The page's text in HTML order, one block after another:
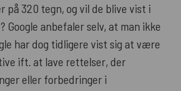
på 320 tegn, og vil de blive vist i
Google anbefaler selv, at man ikke
har dog tidligere vist sig at være
ift. at lave rettelser, der
eller forbedringer i